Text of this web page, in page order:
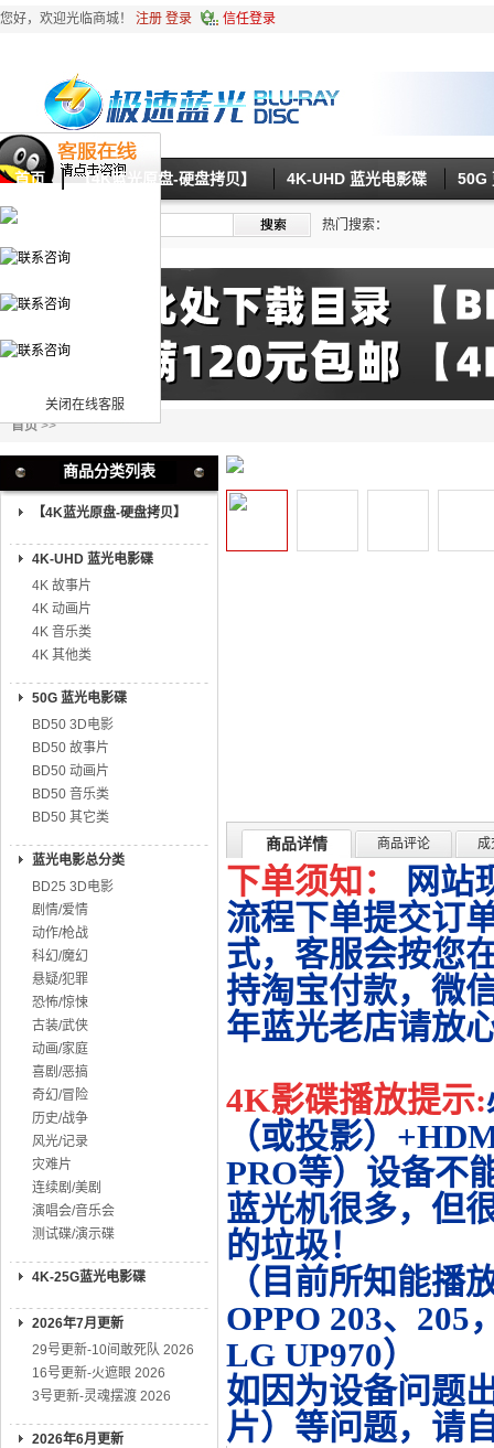
关闭在线客服
您好，欢迎光临商城！ 注册 登录 信任登录
首页 【4K蓝光原盘-硬盘拷贝】 4K-UHD 蓝光电影碟 50G
热门搜索：
首页>>
商品分类列表
【4K蓝光原盘-硬盘拷贝】
4K-UHD 蓝光电影碟
4K 故事片
4K 动画片
4K 音乐类
4K 其他类
50G 蓝光电影碟
BD50 3D电影
BD50 故事片
BD50 动画片
BD50 音乐类
BD50 其它类
蓝光电影总分类
BD25 3D电影
剧情/爱情
动作/枪战
科幻/魔幻
悬疑/犯罪
恐怖/惊悚
古装/武侠
动画/家庭
喜剧/恶搞
奇幻/冒险
历史/战争
风光/记录
灾难片
连续剧/美剧
演唱会/音乐会
测试碟/演示碟
4K-25G蓝光电影碟
2026年7月更新
29号更新-10间敢死队 2026
16号更新-火遮眼 2026
3号更新-灵魂摆渡 2026
2026年6月更新
商品详情 商品评论 成
下单须知：
网站
流程下单提交订
式，客服会按您
持淘宝付款，微
年蓝光老店请放
4K影碟播放提示:
（或投影）
PRO等）设备不
蓝光机很多，但
的垃圾！
（目前所知能播
OPPO 203、205
LG UP970）
如因为设备问题
片）等问题，请